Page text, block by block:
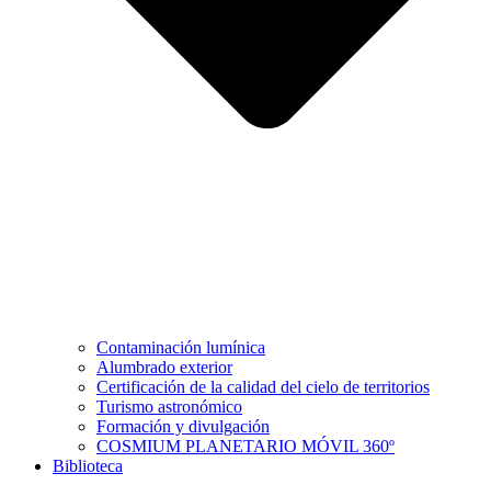
Contaminación lumínica
Alumbrado exterior
Certificación de la calidad del cielo de territorios
Turismo astronómico
Formación y divulgación
COSMIUM PLANETARIO MÓVIL 360º
Biblioteca